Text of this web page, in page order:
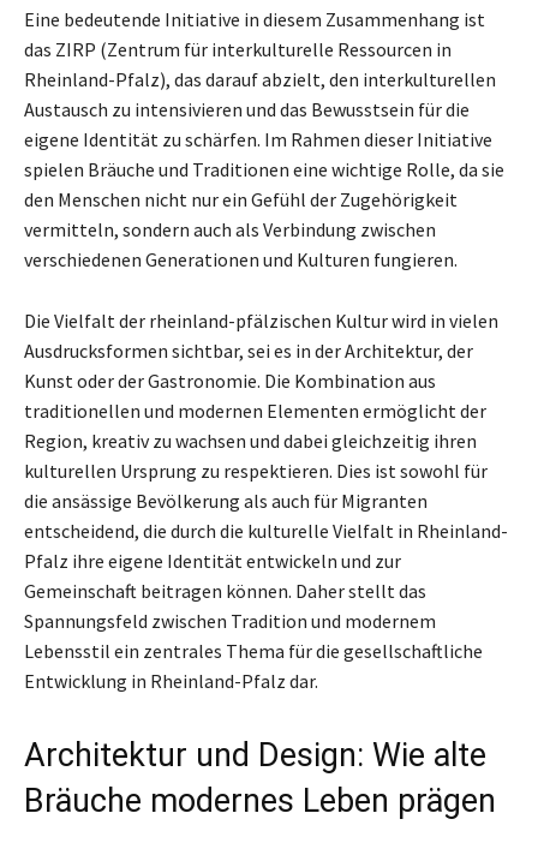
Eine bedeutende Initiative in diesem Zusammenhang ist
das ZIRP (Zentrum für interkulturelle Ressourcen in
Rheinland-Pfalz), das darauf abzielt, den interkulturellen
Austausch zu intensivieren und das Bewusstsein für die
eigene Identität zu schärfen. Im Rahmen dieser Initiative
spielen Bräuche und Traditionen eine wichtige Rolle, da sie
den Menschen nicht nur ein Gefühl der Zugehörigkeit
vermitteln, sondern auch als Verbindung zwischen
verschiedenen Generationen und Kulturen fungieren.
Die Vielfalt der rheinland-pfälzischen Kultur wird in vielen
Ausdrucksformen sichtbar, sei es in der Architektur, der
Kunst oder der Gastronomie. Die Kombination aus
traditionellen und modernen Elementen ermöglicht der
Region, kreativ zu wachsen und dabei gleichzeitig ihren
kulturellen Ursprung zu respektieren. Dies ist sowohl für
die ansässige Bevölkerung als auch für Migranten
entscheidend, die durch die kulturelle Vielfalt in Rheinland-
Pfalz ihre eigene Identität entwickeln und zur
Gemeinschaft beitragen können. Daher stellt das
Spannungsfeld zwischen Tradition und modernem
Lebensstil ein zentrales Thema für die gesellschaftliche
Entwicklung in Rheinland-Pfalz dar.
Architektur und Design: Wie alte
Bräuche modernes Leben prägen